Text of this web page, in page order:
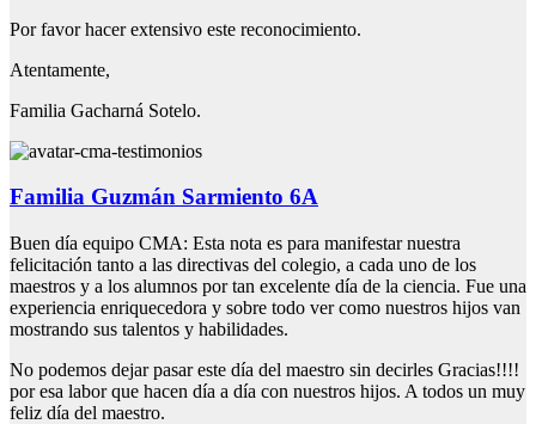
Por favor hacer extensivo este reconocimiento.
Atentamente,
Familia Gacharná Sotelo.
Familia Guzmán Sarmiento 6A
Buen día equipo CMA: Esta nota es para manifestar nuestra
felicitación tanto a las directivas del colegio, a cada uno de los
maestros y a los alumnos por tan excelente día de la ciencia. Fue una
experiencia enriquecedora y sobre todo ver como nuestros hijos van
mostrando sus talentos y habilidades.
No podemos dejar pasar este día del maestro sin decirles Gracias!!!!
por esa labor que hacen día a día con nuestros hijos. A todos un muy
feliz día del maestro.